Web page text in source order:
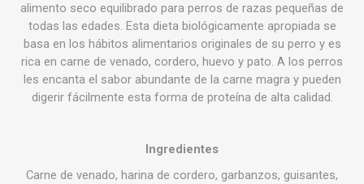
alimento seco equilibrado para perros de razas pequeñas de
todas las edades. Esta dieta biológicamente apropiada se
basa en los hábitos alimentarios originales de su perro y es
rica en carne de venado, cordero, huevo y pato. A los perros
les encanta el sabor abundante de la carne magra y pueden
digerir fácilmente esta forma de proteína de alta calidad.
Ingredientes
Carne de venado, harina de cordero, garbanzos, guisantes,